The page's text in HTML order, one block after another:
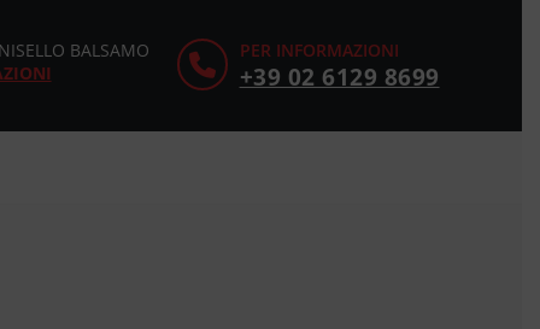
PER INFORMAZIONI
+39 02 6129 8699
BALSAMO